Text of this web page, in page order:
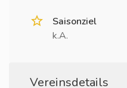
Saisonziel
k.A.
Vereinsdetails